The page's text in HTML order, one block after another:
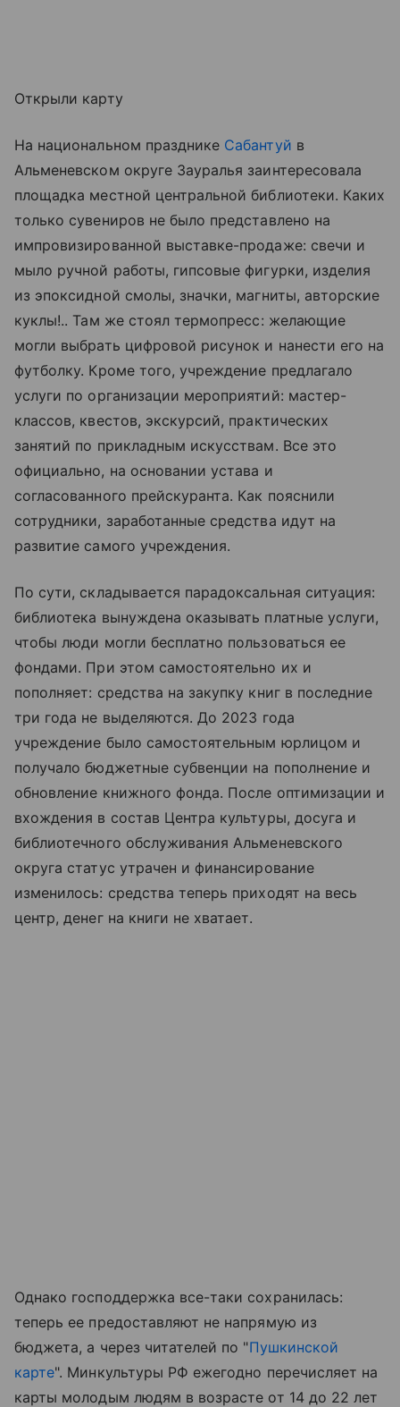
Открыли карту
На национальном празднике Сабантуй в
Альменевском округе Зауралья заинтересовала
площадка местной центральной библиотеки. Каких
только сувениров не было представлено на
импровизированной выставке-продаже: свечи и
мыло ручной работы, гипсовые фигурки, изделия
из эпоксидной смолы, значки, магниты, авторские
куклы!.. Там же стоял термопресс: желающие
могли выбрать цифровой рисунок и нанести его на
футболку. Кроме того, учреждение предлагало
услуги по организации мероприятий: мастер-
классов, квестов, экскурсий, практических
занятий по прикладным искусствам. Все это
официально, на основании устава и
согласованного прейскуранта. Как пояснили
сотрудники, заработанные средства идут на
развитие самого учреждения.
По сути, складывается парадоксальная ситуация:
библиотека вынуждена оказывать платные услуги,
чтобы люди могли бесплатно пользоваться ее
фондами. При этом самостоятельно их и
пополняет: средства на закупку книг в последние
три года не выделяются. До 2023 года
учреждение было самостоятельным юрлицом и
получало бюджетные субвенции на пополнение и
обновление книжного фонда. После оптимизации и
вхождения в состав Центра культуры, досуга и
библиотечного обслуживания Альменевского
округа статус утрачен и финансирование
изменилось: средства теперь приходят на весь
центр, денег на книги не хватает.
Однако господдержка все-таки сохранилась:
теперь ее предоставляют не напрямую из
бюджета, а через читателей по "Пушкинской
карте". Минкультуры РФ ежегодно перечисляет на
карты молодым людям в возрасте от 14 до 22 лет